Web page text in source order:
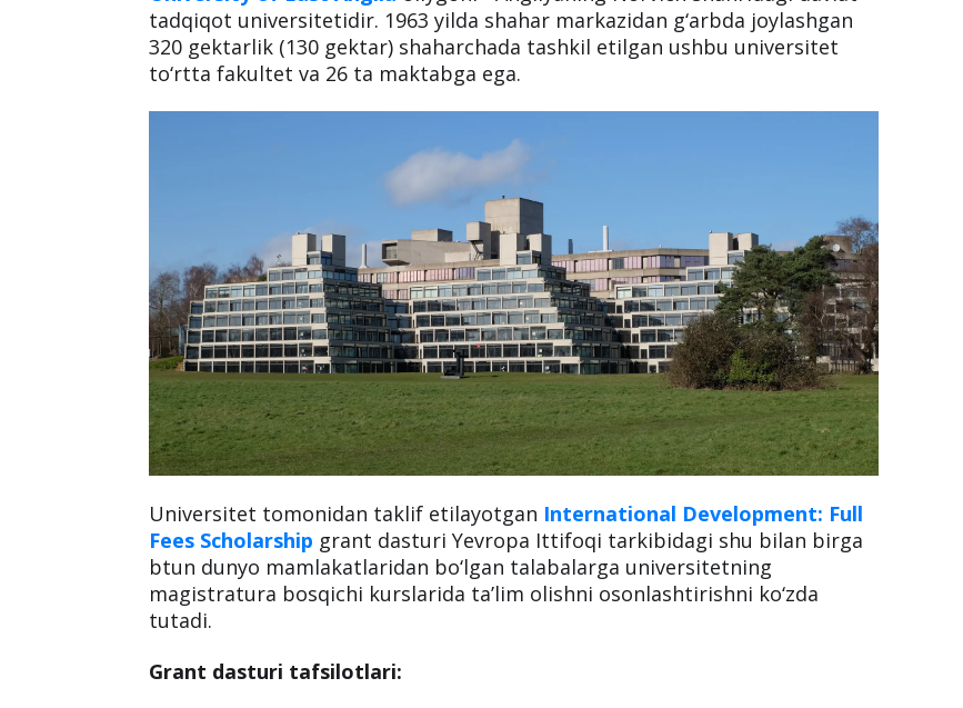
tadqiqot universitetidir. 1963 yilda shahar markazidan g‘arbda joylashgan
320 gektarlik (130 gektar) shaharchada tashkil etilgan ushbu universitet
to‘rtta fakultet va 26 ta maktabga ega.
Universitet tomonidan taklif etilayotgan International Development: Full
Fees Scholarship grant dasturi Yevropa Ittifoqi tarkibidagi shu bilan birga
btun dunyo mamlakatlaridan bo‘lgan talabalarga universitetning
magistratura bosqichi kurslarida ta’lim olishni osonlashtirishni ko‘zda
tutadi.
Grant dasturi tafsilotlari: